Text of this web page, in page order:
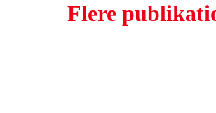
Flere